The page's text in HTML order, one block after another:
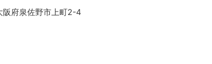
阪府泉佐野市上町2-4